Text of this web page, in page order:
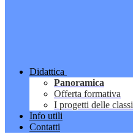
Didattica
Panoramica
Offerta formativa
I progetti delle classi
Info utili
Contatti